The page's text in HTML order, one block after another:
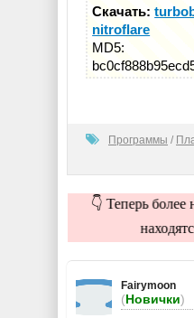
Скачать:
nitroflare
MD5:
Программы /
👇 Теперь
Fairymoon
(Новички)